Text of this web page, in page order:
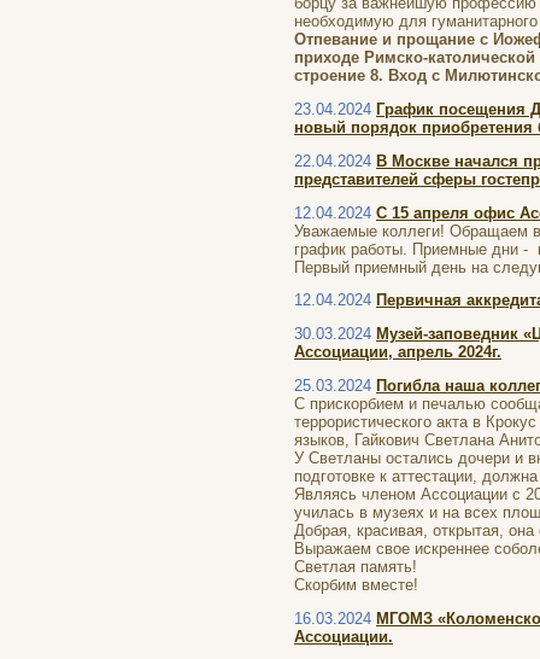
необходимую для
Отпевание и прощание с
приходе Pимско-
строение 8. Вход с
23.04.2024 График посещения
новый порядок приобретения
22.04.2024 В Москве начался
представителей сферы
12.04.2024 С 15 апреля офис
Уважаемые коллеги! Обращаем
график работы. Приемные дни -
Первый приемный день на
12.04.2024 Первичная
30.03.2024 Музей-заповедник
Ассоциации, апрель 2024г.
25.03.2024 Погибла наша
С прискорбием и печалью
террористического акта в
языков, Гайкович Светлана
У Светланы остались дочери и
подготовке к аттестации,
Являясь членом Ассоциации с
училась в музеях и на всех
Добрая, красивая, открытая,
Выражаем свое искреннее
Светлая память!
Скорбим вместе!
16.03.2024 МГОМЗ
Ассоциации.